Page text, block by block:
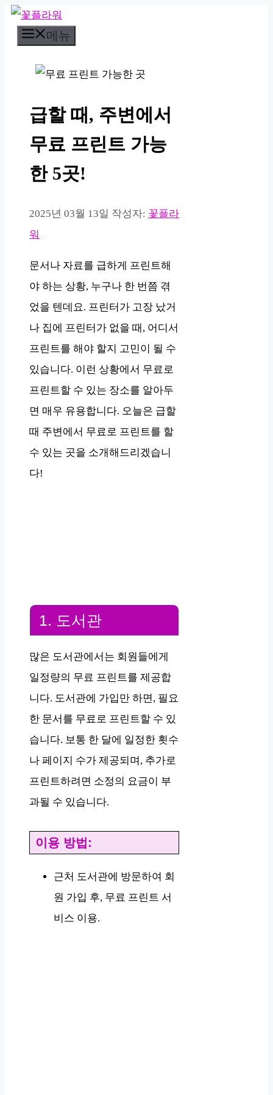
컨
메뉴
급할 때, 주변에서
무료 프린트 가능
한 5곳!
2025년 03월 13일 작성자: 꽃플라
워
문서나 자료를 급하게 프린트해
야 하는 상황, 누구나 한 번쯤 겪
었을 텐데요. 프린터가 고장 났거
나 집에 프린터가 없을 때, 어디서
프린트를 해야 할지 고민이 될 수
있습니다. 이런 상황에서 무료로
프린트할 수 있는 장소를 알아두
면 매우 유용합니다. 오늘은 급할
때 주변에서 무료로 프린트를 할
수 있는 곳을 소개해드리겠습니
다! ️
1. 도서관
많은 도서관에서는 회원들에게
일정량의 무료 프린트를 제공합
니다. 도서관에 가입만 하면, 필요
한 문서를 무료로 프린트할 수 있
습니다. 보통 한 달에 일정한 횟수
나 페이지 수가 제공되며, 추가로
프린트하려면 소정의 요금이 부
과될 수 있습니다.
이용 방법:
근처 도서관에 방문하여 회
원 가입 후, 무료 프린트 서
비스 이용.